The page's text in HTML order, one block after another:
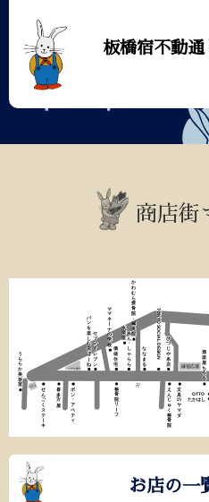
板橋宿不動
商店街
お店の一